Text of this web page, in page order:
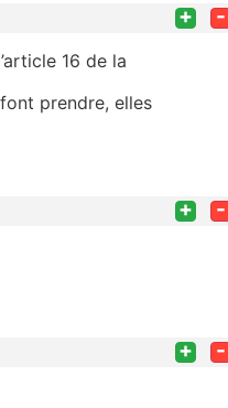
+ -
16 de la
prendre, elles
+ -
+ -